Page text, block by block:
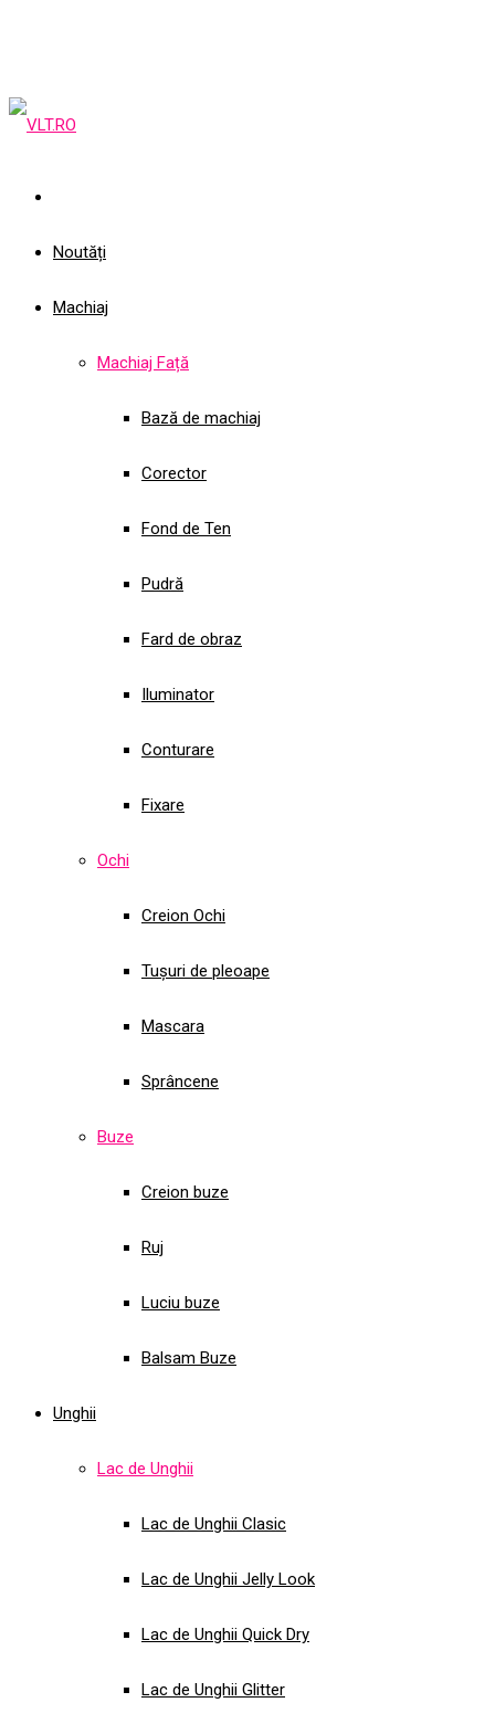
Noutăți
Machiaj
Machiaj Față
Bază de machiaj
Corector
Fond de Ten
Pudră
Fard de obraz
Iluminator
Conturare
Fixare
Ochi
Creion Ochi
Tușuri de pleoape
Mascara
Sprâncene
Buze
Creion buze
Ruj
Luciu buze
Balsam Buze
Unghii
Lac de Unghii
Lac de Unghii Clasic
Lac de Unghii Jelly Look
Lac de Unghii Quick Dry
Lac de Unghii Glitter